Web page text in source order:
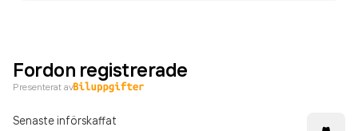
Fordon registrerade
Presenterat av
Senaste införskaffat